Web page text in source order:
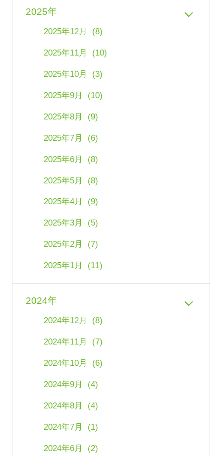
2025年
2025年12月 (8)
2025年11月 (10)
2025年10月 (3)
2025年9月 (10)
2025年8月 (9)
2025年7月 (6)
2025年6月 (8)
2025年5月 (8)
2025年4月 (9)
2025年3月 (5)
2025年2月 (7)
2025年1月 (11)
2024年
2024年12月 (8)
2024年11月 (7)
2024年10月 (6)
2024年9月 (4)
2024年8月 (4)
2024年7月 (1)
2024年6月 (2)